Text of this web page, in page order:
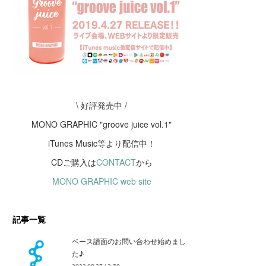
\ 好評発売中 /
MONO GRAPHIC "groove juice vol.1"
iTunes Music等より配信中！
CDご購入はCONTACTから
MONO GRAPHIC web site
記事一覧
ベース譜面のお問い合わせ始めまし
た♪